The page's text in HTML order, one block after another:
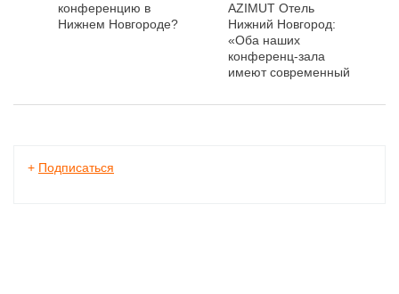
конференцию в
Нижнем Новгороде?
AZIMUT Отель
Нижний Новгород:
«Оба наших
конференц-зала
имеют современный
оборудованы
+ Подписаться